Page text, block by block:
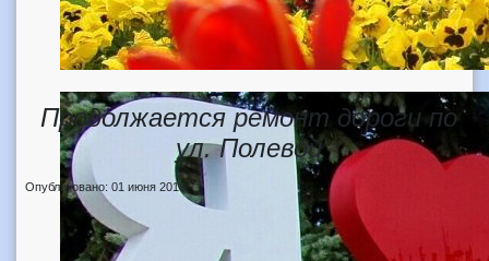
Продолжается ремонт дороги по
ул. Полевой
Опубликовано: 01 июня 2018